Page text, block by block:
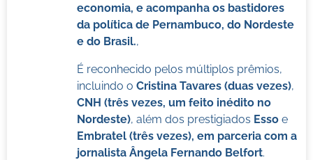
economia, e acompanha os bastidores
da política de Pernambuco, do Nordeste
e do Brasil.,
É reconhecido pelos múltiplos prêmios,
incluindo o Cristina Tavares (duas vezes),
CNH (três vezes, um feito inédito no
Nordeste), além dos prestigiados Essoe
Embratel (três vezes), em parceria com a
jornalista Ângela Fernando Belfort.